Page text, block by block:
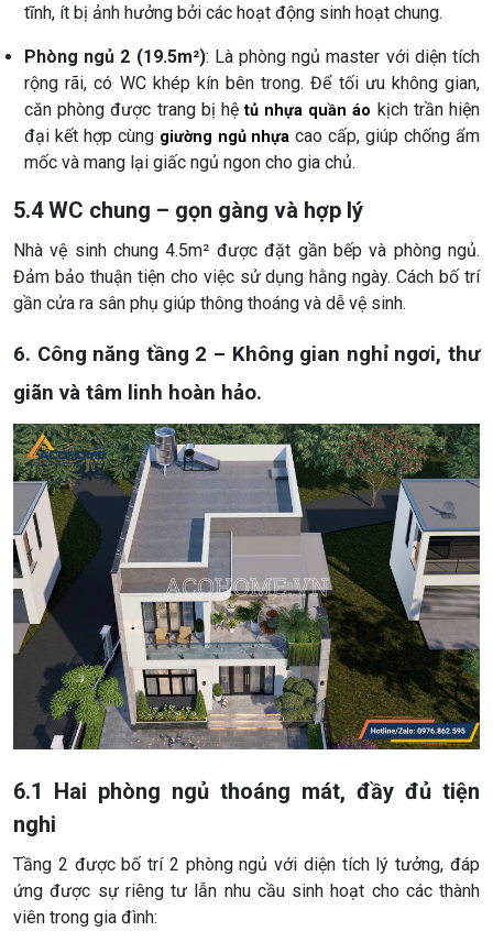
tĩnh, ít bị ảnh hưởng bởi các hoạt động sinh hoạt chung.
Phòng ngủ 2 (19.5m²): Là phòng ngủ master với diện tích
rộng rãi, có WC khép kín bên trong. Để tối ưu không gian,
căn phòng được trang bị hệtủ nhựa quần áo kịch trần hiện
đại kết hợp cùng giường ngủ nhựa cao cấp, giúp chống ẩm
mốc và mang lại giấc ngủ ngon cho gia chủ.
5.4 WC chung – gọn gàng và hợp lý
Nhà vệ sinh chung 4.5m² được đặt gần bếp và phòng ngủ.
Đảm bảo thuận tiện cho việc sử dụng hằng ngày. Cách bố trí
gần cửa ra sân phụ giúp thông thoáng và dễ vệ sinh.
6. Công năng tầng 2 – Không gian nghỉ ngơi, thư
giãn và tâm linh hoàn hảo.
6.1 Hai phòng ngủ thoáng mát, đầy đủ tiện
nghi
Tầng 2 được bố trí 2 phòng ngủ với diện tích lý tưởng, đáp
ứng được sự riêng tư lẫn nhu cầu sinh hoạt cho các thành
viên trong gia đình: